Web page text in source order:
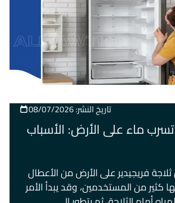
تاريخ النشر: 08/07/2026
تسرب ماء على الأرض: الأسباب
فريجيدير على الأرض من الأعطال
كثير من المستخدمين، وقد يبدأ الأمر